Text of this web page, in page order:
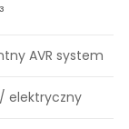
³
AVR system
elektryczny